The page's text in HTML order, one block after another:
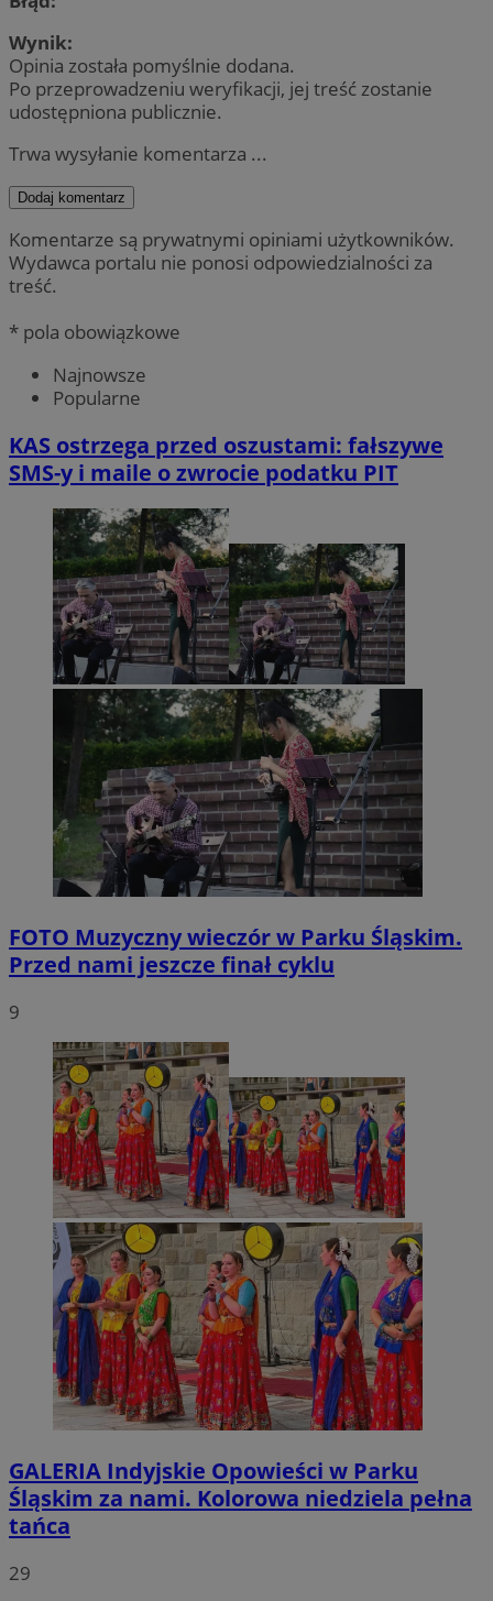
Wynik:
Opinia została pomyślnie dodana.
Po przeprowadzeniu weryfikacji, jej treść zostanie
udostępniona publicznie.
Trwa wysyłanie komentarza ...
Dodaj komentarz
Komentarze są prywatnymi opiniami użytkowników.
Wydawca portalu nie ponosi odpowiedzialności za
treść.
* pola obowiązkowe
Najnowsze
Popularne
KAS ostrzega przed oszustami: fałszywe
SMS-y i maile o zwrocie podatku PIT
FOTO Muzyczny wieczór w Parku Śląskim.
Przed nami jeszcze finał cyklu
9
GALERIA Indyjskie Opowieści w Parku
Śląskim za nami. Kolorowa niedziela pełna
tańca
29